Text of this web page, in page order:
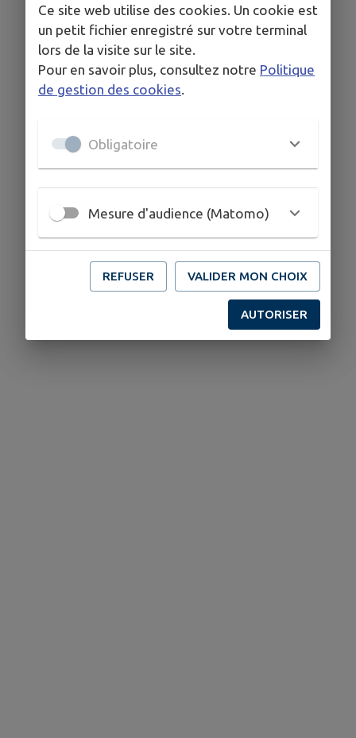
Ce site web utilise des cookies. Un cookie est
un petit fichier enregistré sur votre terminal
lors de la visite sur le site.
Pour en savoir plus, consultez notre Politique
de gestion des cookies.
Obligatoire
Mesure d'audience (Matomo)
REFUSER VALIDER MON CHOIX
AUTORISER